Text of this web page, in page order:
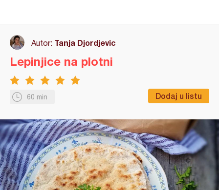
Autor: Tanja Djordjevic
60 min Dodaj u listu
Lepinjice na plotni